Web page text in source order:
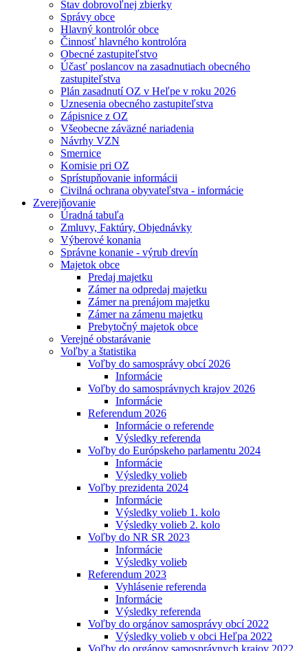
Stav dobrovoľnej zbierky
Správy obce
Hlavný kontrolór obce
Činnosť hlavného kontrolóra
Obecné zastupiteľstvo
Účasť poslancov na zasadnutiach obecného
zastupiteľstva
Plán zasadnutí OZ v Heľpe v roku 2026
Uznesenia obecného zastupiteľstva
Zápisnice z OZ
Všeobecne záväzné nariadenia
Návrhy VZN
Smernice
Komisie pri OZ
Sprístupňovanie informácii
Civilná ochrana obyvateľstva - informácie
Zverejňovanie
Úradná tabuľa
Zmluvy, Faktúry, Objednávky
Výberové konania
Správne konanie - výrub drevín
Majetok obce
Predaj majetku
Zámer na odpredaj majetku
Zámer na prenájom majetku
Zámer na zámenu majetku
Prebytočný majetok obce
Verejné obstarávanie
Voľby a štatistika
Voľby do samosprávy obcí 2026
Informácie
Voľby do samosprávnych krajov 2026
Informácie
Referendum 2026
Informácie o referende
Výsledky referenda
Voľby do Európskeho parlamentu 2024
Informácie
Výsledky volieb
Voľby prezidenta 2024
Informácie
Výsledky volieb 1. kolo
Výsledky volieb 2. kolo
Voľby do NR SR 2023
Informácie
Výsledky volieb
Referendum 2023
Vyhlásenie referenda
Informácie
Výsledky referenda
Voľby do orgánov samosprávy obcí 2022
Výsledky volieb v obci Heľpa 2022
Voľby do orgánov samosprávnych krajov 2022